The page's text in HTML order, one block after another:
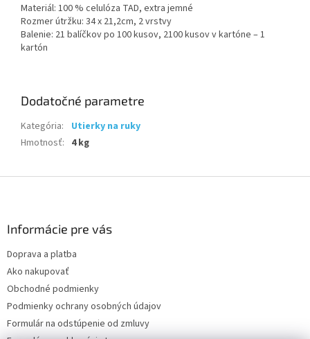
Materiál: 100 % celulóza TAD, extra jemné
Rozmer útržku: 34 x 21,2cm, 2 vrstvy
Balenie: 21 balíčkov po 100 kusov, 2100 kusov v kartóne – 1
kartón
Dodatočné parametre
Kategória:
Utierky na ruky
Hmotnosť: 4 kg
Informácie pre vás
Doprava a platba
Ako nakupovať
Obchodné podmienky
Podmienky ochrany osobných údajov
Formulár na odstúpenie od zmluvy